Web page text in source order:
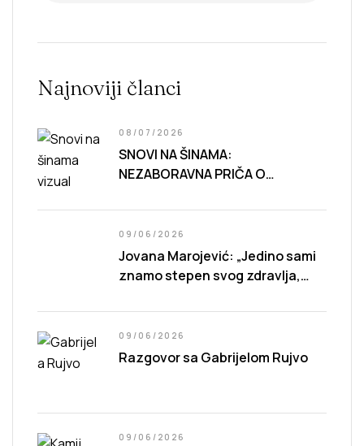
Najnoviji članci
SNOVI NA ŠINAMA:
NEZABORAVNA PRIČA O
NAPRETKA
08/07/2026
Jovana Marojević: „Jedino sami
znamo stepen svog zdravlja,
sposobnosti da živimo.”
09/06/2026
Razgovor sa Gabrijelom Rujvo
09/06/2026
09/06/2026